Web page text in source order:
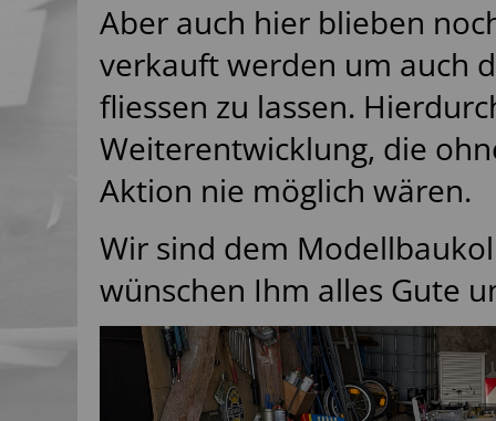
Aber auch hier blieben
verkauft werden um auch
fliessen zu lassen.
Weiterentwicklung, die
Aktion nie möglich wären.
Wir sind dem
wünschen Ihm alles Gute